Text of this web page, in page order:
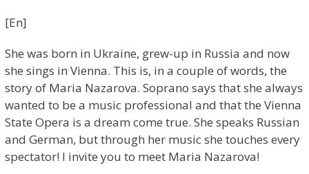
[En]
She was born in Ukraine, grew-up in Russia and now
she sings in Vienna. This is, in a couple of words, the
story of Maria Nazarova. Soprano says that she always
wanted to be a music professional and that the Vienna
State Opera is a dream come true. She speaks Russian
and German, but through her music she touches every
spectator! I invite you to meet Maria Nazarova!